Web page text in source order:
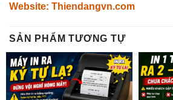
Website: Thiendangvn.com
SẢN PHẨM TƯƠNG TỰ